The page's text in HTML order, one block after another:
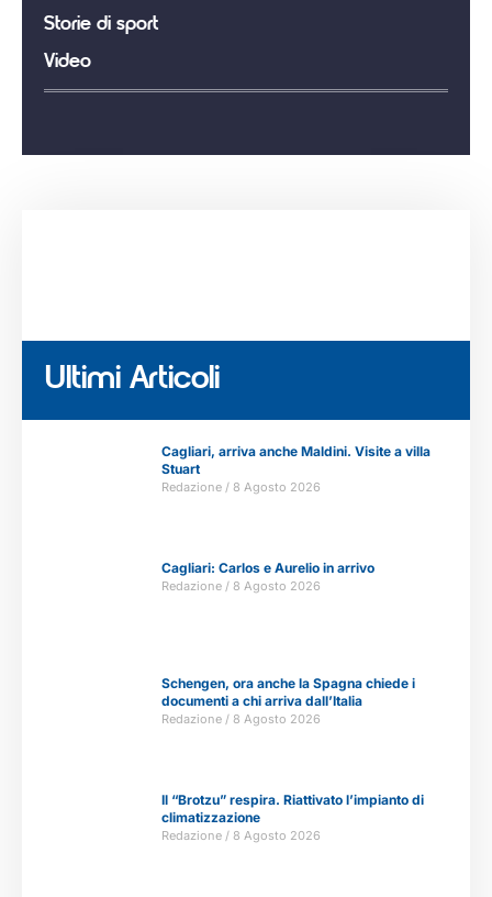
Storie di sport
Video
Ultimi Articoli
Cagliari, arriva anche Maldini. Visite a villa
Stuart
Redazione 8 Agosto 2026
Cagliari: Carlos e Aurelio in arrivo
Redazione 8 Agosto 2026
Schengen, ora anche la Spagna chiede i
documenti a chi arriva dall’Italia
Redazione 8 Agosto 2026
Il “Brotzu” respira. Riattivato l’impianto di
climatizzazione
Redazione 8 Agosto 2026